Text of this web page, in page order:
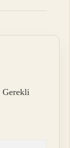
Gerekli